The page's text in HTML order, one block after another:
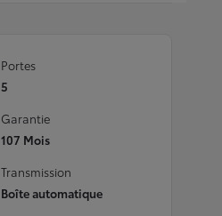
Portes
5
Garantie
107 Mois
Transmission
Boîte automatique